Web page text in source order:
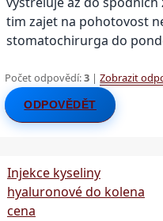
tim zajet na pohotovost
stomatochirurga do
Počet odpovědí:3 |Zobrazit
ODPOVĚDĚT
Injekce kyseliny
hyaluronové do kolena
cena